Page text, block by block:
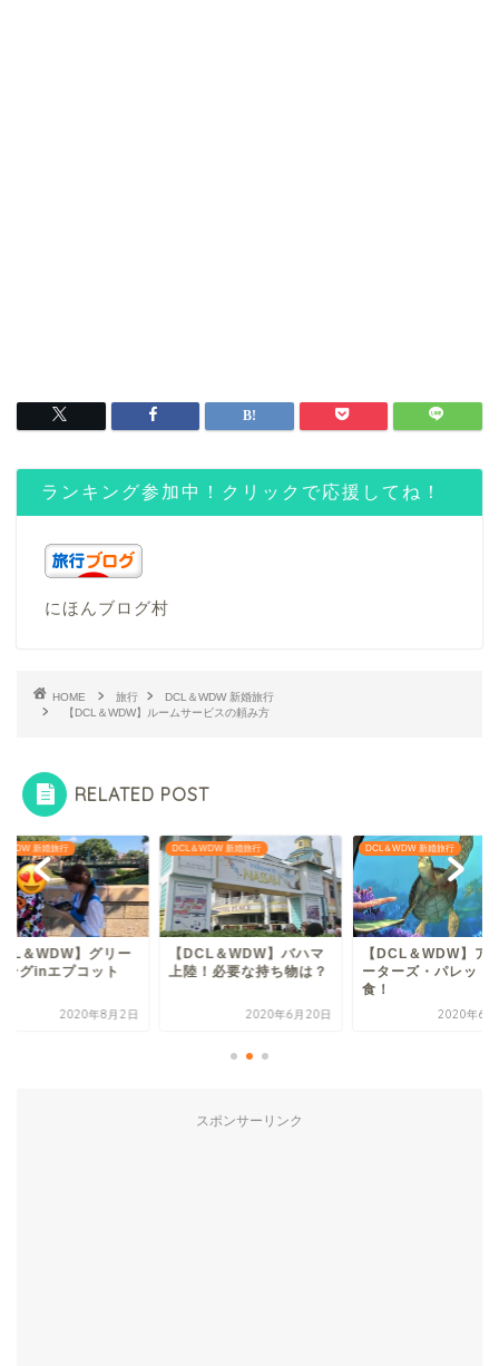
ランキング参加中！クリックで応援してね！
にほんブログ村
HOME 旅行
DCL＆WDW 新婚旅行
【DCL＆WDW】ルームサービスの頼み方
RELATED POST
WDW 新婚旅行
＆WDW】グリー
ングinエプコット
2020年8月2日
DCL＆WDW 新婚旅行
【DCL＆WDW】バハマ
上陸！必要な持ち物は？
2020年6月20日
DCL＆WDW 新婚旅行
【DCL＆WDW】ア
ーターズ・パレット
食！
2020年6
スポンサーリンク